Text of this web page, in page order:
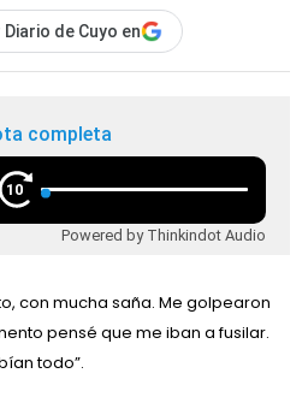
de Cuyo en
completa
10
Powered by Thinkindot Audio
con mucha saña. Me golpearon
pensé que me iban a fusilar.
todo”.